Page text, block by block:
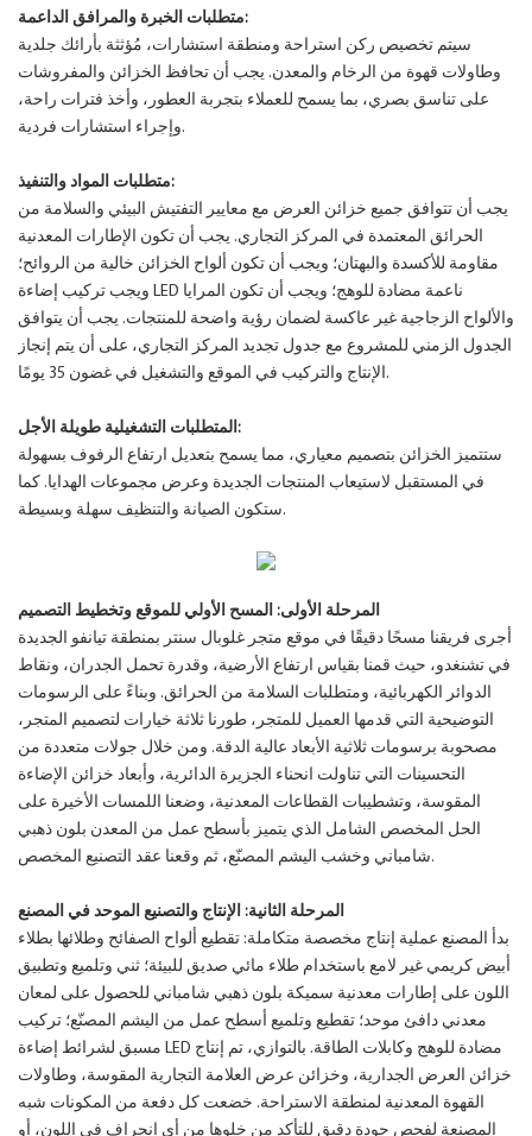
متطلبات الخبرة والمرافق الداعمة:
سيتم تخصيص ركن استراحة ومنطقة استشارات، مُؤثثة بأرائك جلدية
وطاولات قهوة من الرخام والمعدن. يجب أن تحافظ الخزائن والمفروشات
على تناسق بصري، بما يسمح للعملاء بتجربة العطور، وأخذ فترات راحة،
وإجراء استشارات فردية.
متطلبات المواد والتنفيذ:
يجب أن تتوافق جميع خزائن العرض مع معايير التفتيش البيئي والسلامة من
الحرائق المعتمدة في المركز التجاري. يجب أن تكون الإطارات المعدنية
مقاومة للأكسدة والبهتان؛ ويجب أن تكون ألواح الخزائن خالية من الروائح؛
ويجب تركيب إضاءة LED ناعمة مضادة للوهج؛ ويجب أن تكون المرايا
والألواح الزجاجية غير عاكسة لضمان رؤية واضحة للمنتجات. يجب أن يتوافق
الجدول الزمني للمشروع مع جدول تجديد المركز التجاري، على أن يتم إنجاز
الإنتاج والتركيب في الموقع والتشغيل في غضون 35 يومًا.
المتطلبات التشغيلية طويلة الأجل:
ستتميز الخزائن بتصميم معياري، مما يسمح بتعديل ارتفاع الرفوف بسهولة
في المستقبل لاستيعاب المنتجات الجديدة وعرض مجموعات الهدايا. كما
ستكون الصيانة والتنظيف سهلة وبسيطة.
المرحلة الأولى: المسح الأولي للموقع وتخطيط التصميم
أجرى فريقنا مسحًا دقيقًا في موقع متجر غلوبال سنتر بمنطقة تيانفو الجديدة
في تشنغدو، حيث قمنا بقياس ارتفاع الأرضية، وقدرة تحمل الجدران، ونقاط
الدوائر الكهربائية، ومتطلبات السلامة من الحرائق. وبناءً على الرسومات
التوضيحية التي قدمها العميل للمتجر، طورنا ثلاثة خيارات لتصميم المتجر،
مصحوبة برسومات ثلاثية الأبعاد عالية الدقة. ومن خلال جولات متعددة من
التحسينات التي تناولت انحناء الجزيرة الدائرية، وأبعاد خزائن الإضاءة
المقوسة، وتشطيبات القطاعات المعدنية، وضعنا اللمسات الأخيرة على
الحل المخصص الشامل الذي يتميز بأسطح عمل من المعدن بلون ذهبي
شامباني وخشب اليشم المصنّع، ثم وقعنا عقد التصنيع المخصص.
المرحلة الثانية: الإنتاج والتصنيع الموحد في المصنع
بدأ المصنع عملية إنتاج مخصصة متكاملة: تقطيع ألواح الصفائح وطلائها بطلاء
أبيض كريمي غير لامع باستخدام طلاء مائي صديق للبيئة؛ ثني وتلميع وتطبيق
اللون على إطارات معدنية سميكة بلون ذهبي شامباني للحصول على لمعان
معدني دافئ موحد؛ تقطيع وتلميع أسطح عمل من اليشم المصنّع؛ تركيب
مسبق لشرائط إضاءة LED مضادة للوهج وكابلات الطاقة. بالتوازي، تم إنتاج
خزائن العرض الجدارية، وخزائن عرض العلامة التجارية المقوسة، وطاولات
القهوة المعدنية لمنطقة الاستراحة. خضعت كل دفعة من المكونات شبه
المصنعة لفحص جودة دقيق للتأكد من خلوها من أي انحراف في اللون، أو